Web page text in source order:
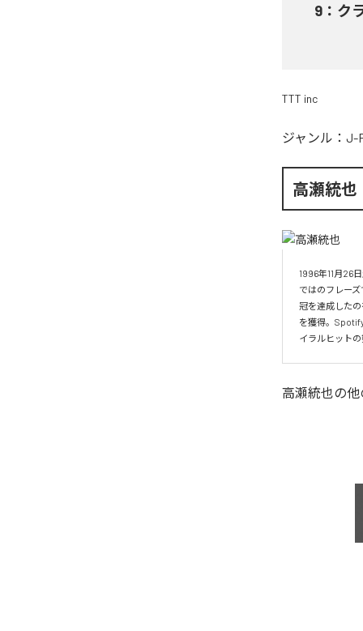
9 ： ク
TTT inc
ジャンル： J-
高瀬統也
1996年11月26
ではのフレー
冠を達成した
を獲得。
イラルヒット
高瀬統也の他